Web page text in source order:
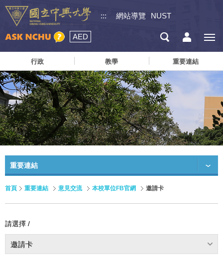
::: 網站導覽 NUST
AED
行政 教學 重要連結
重要連結
首頁 重要連結 意見交流 本校單位FB官網 邀請卡
請選擇 /
邀請卡